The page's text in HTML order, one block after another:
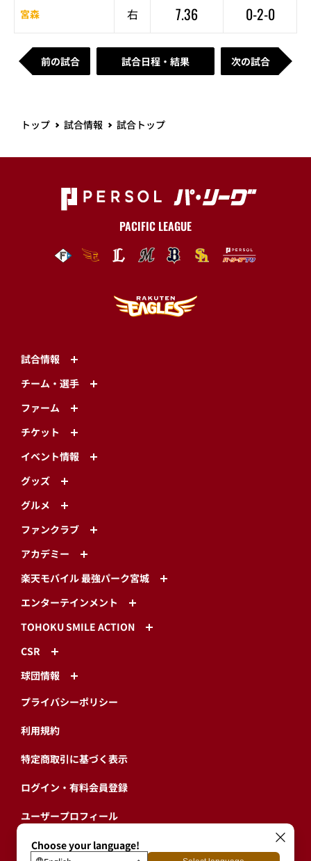
宮森 右 7.36 0-2-0
前の試合 試合日程・結果 次の試合
トップ 試合情報 試合トップ
PACIFIC LEAGUE
試合情報
チーム・選手
ファーム
チケット
イベント情報
グッズ
グルメ
ファンクラブ
アカデミー
楽天モバイル 最強パーク宮城
エンターテインメント
TOHOKU SMILE ACTION
CSR
球団情報
プライバシーポリシー
利用規約
特定商取引に基づく表示
ログイン・有料会員登録
ユーザープロフィール
会員情報引継ぎ